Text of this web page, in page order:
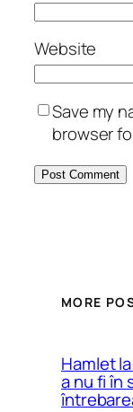
Website
Save my
browser
MORE
Hamlet
a nu fi în